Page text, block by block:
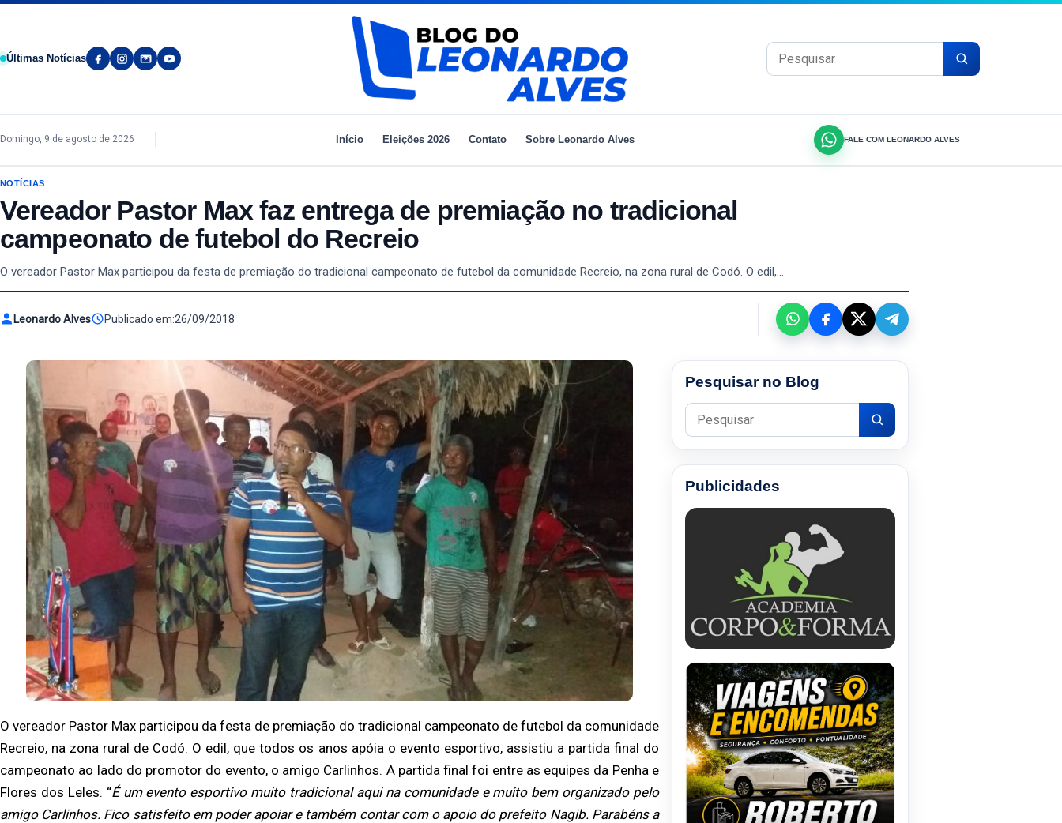
Pular para o conteúdo
Últimas Notícias Pesquisar por:
Domingo, 9 de agosto de 2026 Início Eleições 2026 Contato Sobre Leonardo Alves FALE COM LEONARDO ALVES
NOTÍCIAS
Vereador Pastor Max faz entrega de premiação no tradicional
campeonato de futebol do Recreio
O vereador Pastor Max participou da festa de premiação do tradicional campeonato de futebol da comunidade Recreio, na zona rural de Codó. O edil,…
Leonardo Alves Publicado em:26/09/2018
O vereador Pastor Max participou da festa de premiação do tradicional campeonato de futebol da comunidade
Recreio, na zona rural de Codó. O edil, que todos os anos apóia o evento esportivo, assistiu a partida final do
campeonato ao lado do promotor do evento, o amigo Carlinhos. A partida final foi entre as equipes da Penha e
Flores dos Leles. “É um evento esportivo muito tradicional aqui na comunidade e muito bem organizado pelo
amigo Carlinhos. Fico satisfeito em poder apoiar e também contar com o apoio do prefeito Nagib. Parabéns a
Pesquisar no Blog
Pesquisar por:
Publicidades